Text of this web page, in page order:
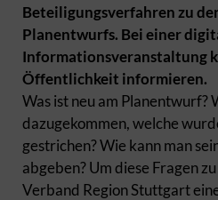
Beteiligungsverfahren zu
Planentwurfs. Bei einer
Informationsveranstaltung
Öffentlichkeit informieren.
Was ist neu am Planentwurf?
dazugekommen, welche
gestrichen? Wie kann man
abgeben? Um diese Fragen
Verband Region Stuttgart